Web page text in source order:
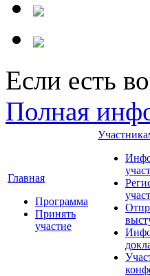
Если есть
Полная
Главная
Программа
Принять
участие